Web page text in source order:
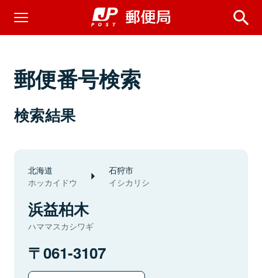
郵便番号検索
検索結果
北海道
ホッカイドウ
石狩市
イシカリシ
浜益柏木
ハママスカシワギ
061-3107